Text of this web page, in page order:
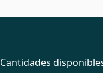
Cantidades